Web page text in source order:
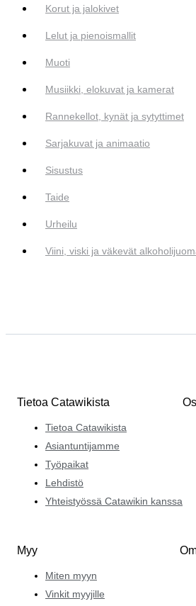
Korut ja jalokivet
Lelut ja pienoismallit
Muoti
Musiikki, elokuvat ja kamerat
Rannekellot, kynät ja sytyttimet
Sarjakuvat ja animaatio
Sisustus
Taide
Urheilu
Viini, viski ja väkevät
Tietoa Catawikista
Tietoa Catawikista
Asiantuntijamme
Työpaikat
Lehdistö
Yhteistyössä Catawikin kanssa
Myy
Miten myyn
Vinkit myyjille